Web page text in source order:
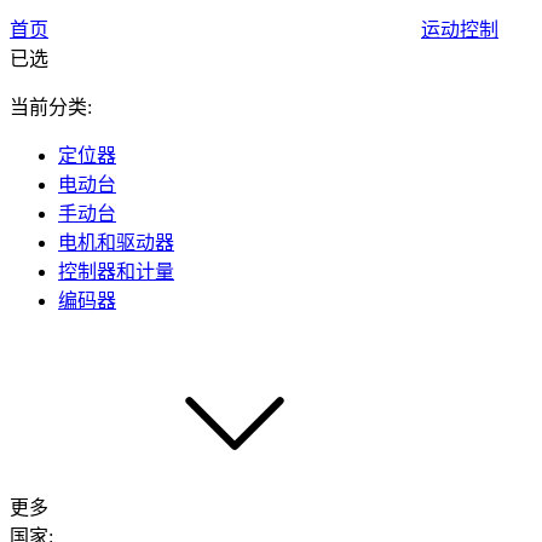
首页
运动控制
已选
当前分类:
定位器
电动台
手动台
电机和驱动器
控制器和计量
编码器
更多
国家: